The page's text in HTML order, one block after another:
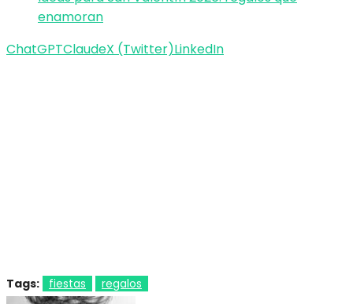
enamoran
ChatGPTClaudeX (Twitter)LinkedIn
Tags: fiestas regalos